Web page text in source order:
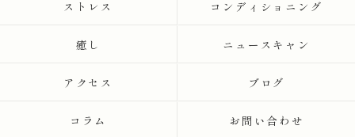
ストレス コンディショニング
癒し ニュースキャン
アクセス ブログ
コラム お問い合わせ